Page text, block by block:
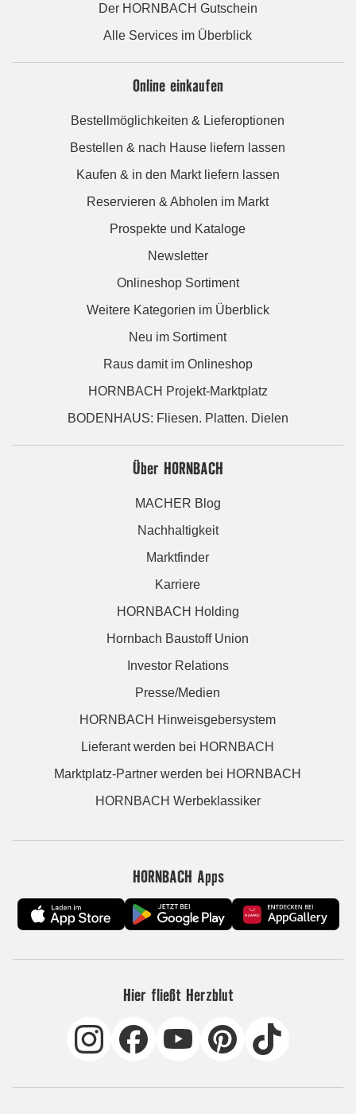
Der HORNBACH Gutschein
Alle Services im Überblick
Online einkaufen
Bestellmöglichkeiten & Lieferoptionen
Bestellen & nach Hause liefern lassen
Kaufen & in den Markt liefern lassen
Reservieren & Abholen im Markt
Prospekte und Kataloge
Newsletter
Onlineshop Sortiment
Weitere Kategorien im Überblick
Neu im Sortiment
Raus damit im Onlineshop
HORNBACH Projekt-Marktplatz
BODENHAUS: Fliesen. Platten. Dielen
Über HORNBACH
MACHER Blog
Nachhaltigkeit
Marktfinder
Karriere
HORNBACH Holding
Hornbach Baustoff Union
Investor Relations
Presse/Medien
HORNBACH Hinweisgebersystem
Lieferant werden bei HORNBACH
Marktplatz-Partner werden bei HORNBACH
HORNBACH Werbeklassiker
HORNBACH Apps
Hier fließt Herzblut